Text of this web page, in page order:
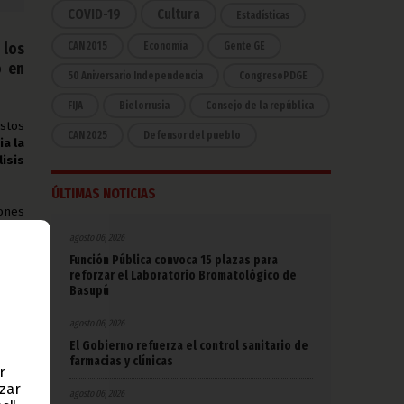
los
en
la
y
la
a
COVID-19 Cultura Estadísticas
CAN 2015 Economía Gente GE
50 Aniversario Independencia CongresoPDGE
FIJA Bielorrusia Consejo de la república
CAN 2025 Defensor del pueblo
ÚLTIMAS NOTICIAS
agosto 06, 2026
Función Pública convoca 15 plazas para
reforzar el Laboratorio Bromatológico de
Basupú
agosto 06, 2026
El Gobierno refuerza el control sanitario de
farmacias y clínicas
agosto 06, 2026